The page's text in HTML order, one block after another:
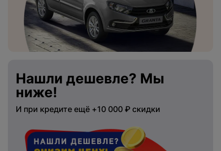
Нашли дешевле? Мы
ниже!
И при кредите ещё +10 000 ₽ скидки